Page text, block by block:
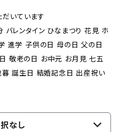
だいています
レンタイン ひなまつり 花見 ホ
進学 子供の日 母の日 父の日
敬老の日 お中元 お月見 七五
暮 誕生日 結婚記念日 出産祝い
なし